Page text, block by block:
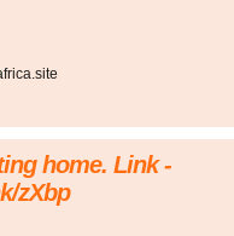
home. Link -
zXbp